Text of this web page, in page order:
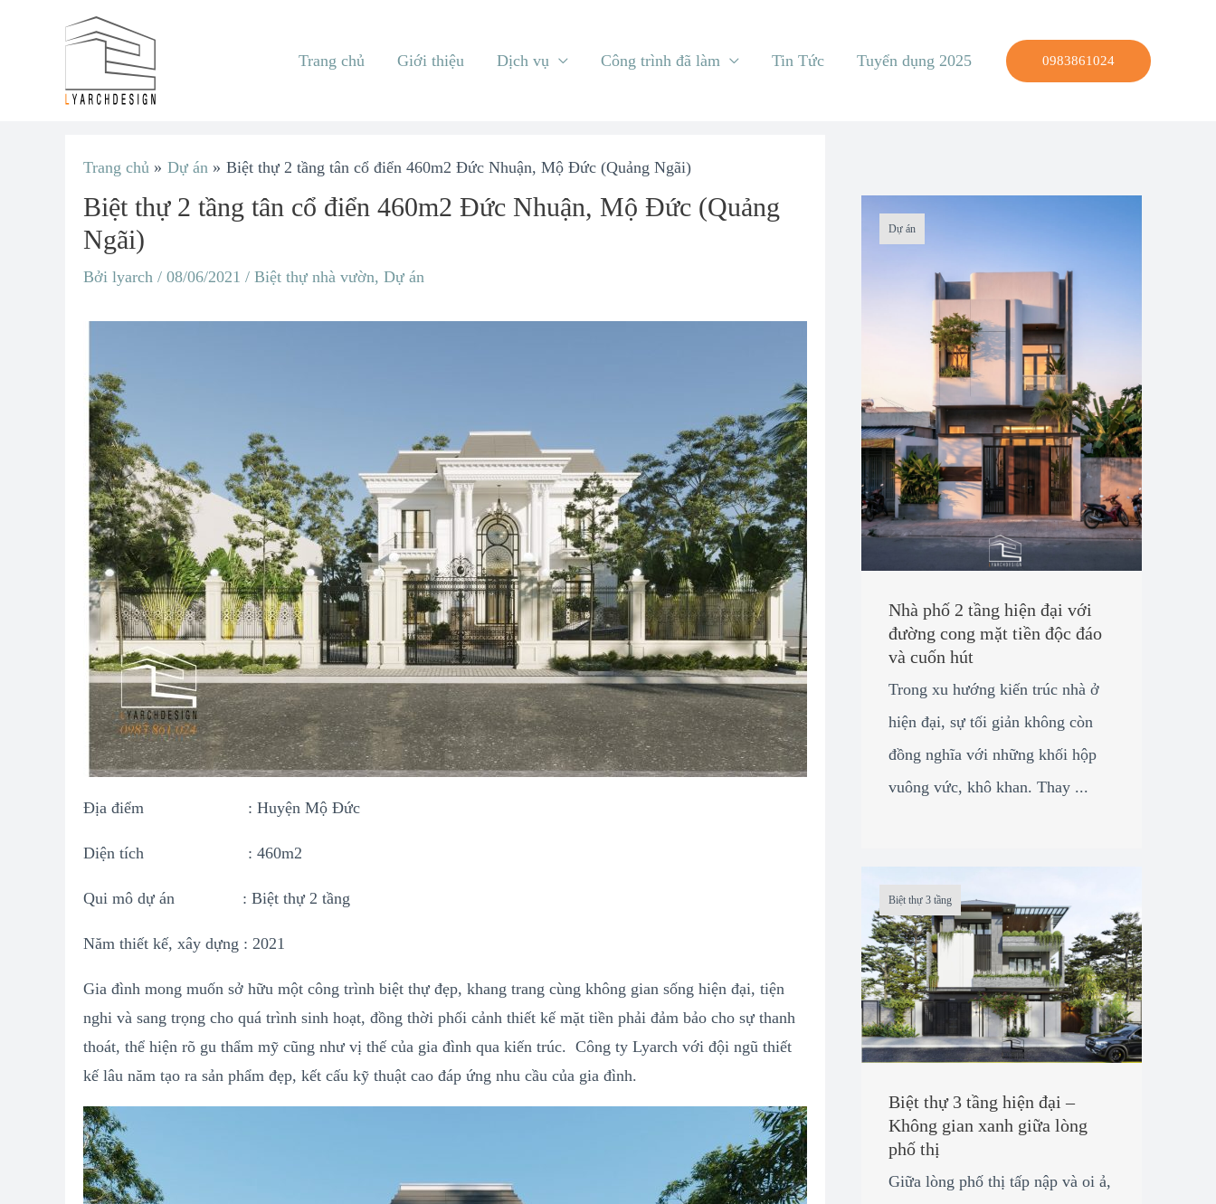
Trang chủ Giới thiệu Dịch vụ Công trình đã làm Tin Tức Tuyển dụng 2025 0983861024
Trang chủ Dự án Biệt thự 2 tầng tân cổ điển 460m2 Đức Nhuận, Mộ Đức (Quảng Ngãi)
Biệt thự 2 tầng tân cổ điển 460m2 Đức Nhuận, Mộ Đức (Quảng
Ngãi)
Bởi lyarch / 08/06/2021 / Biệt thự nhà vườn, Dự án
Địa điểm : Huyện Mộ Đức
Diện tích : 460m2
Qui mô dự án : Biệt thự 2 tầng
Năm thiết kế, xây dựng : 2021
Gia đình mong muốn sở hữu một công trình biệt thự đẹp, khang trang cùng không gian sống hiện đại, tiện
nghi và sang trọng cho quá trình sinh hoạt, đồng thời phối cảnh thiết kế mặt tiền phải đảm bảo cho sự thanh
thoát, thể hiện rõ gu thẩm mỹ cũng như vị thế của gia đình qua kiến trúc. Công ty Lyarch với đội ngũ thiết
kế lâu năm tạo ra sản phẩm đẹp, kết cấu kỹ thuật cao đáp ứng nhu cầu của gia đình.
hướng
viết
Dự án
Nhà phố 2 tầng hiện đại với
đường cong mặt tiền độc đáo
và cuốn hút
Trong xu hướng kiến trúc nhà ở
hiện đại, sự tối giản không còn
đồng nghĩa với những khối hộp
vuông vức, khô khan. Thay ...
Biệt thự 3 tầng
Biệt thự 3 tầng hiện đại –
Không gian xanh giữa lòng
phố thị
Giữa lòng phố thị tấp nập và oi ả,